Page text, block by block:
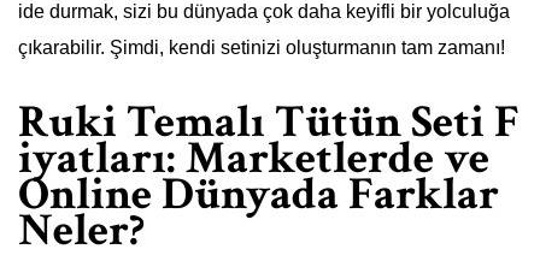
ide durmak, sizi bu dünyada çok daha keyifli bir yolculuğa
çıkarabilir. Şimdi, kendi setinizi oluşturmanın tam zamanı!
Ruki Temalı Tütün Seti F
iyatları: Marketlerde ve
Online Dünyada Farklar
Neler?